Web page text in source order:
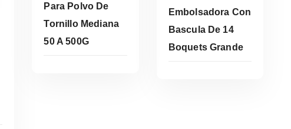
Leer Más
Para Polvo De
Tornillo Mediana
50 A 500G
Embolsadora Con
Bascula De 14
Boquets Grande